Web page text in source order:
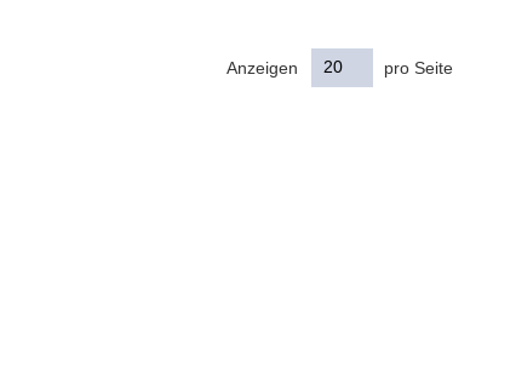
Anzeigen pro Seite